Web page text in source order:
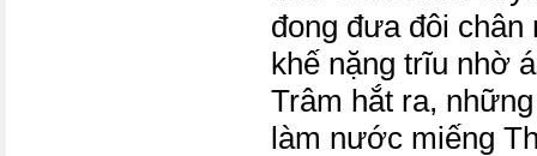
đong đưa đôi
khế nặng trĩu nhờ
Trâm hắt ra,
làm nước miếng